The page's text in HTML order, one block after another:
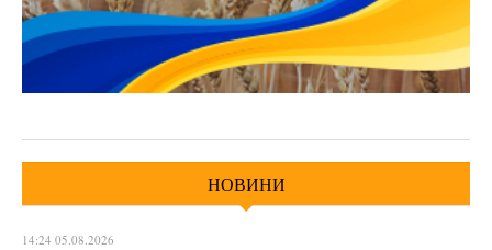
НОВИНИ
14:24 05.08.2026